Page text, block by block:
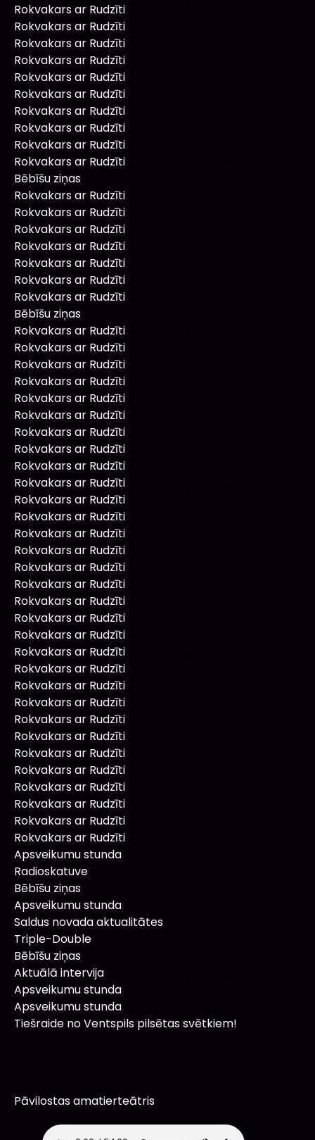
Rokvakars ar Rudzīti
Rokvakars ar Rudzīti
Rokvakars ar Rudzīti
Rokvakars ar Rudzīti
Rokvakars ar Rudzīti
Rokvakars ar Rudzīti
Rokvakars ar Rudzīti
Rokvakars ar Rudzīti
Rokvakars ar Rudzīti
Rokvakars ar Rudzīti
Bēbīšu ziņas
Rokvakars ar Rudzīti
Rokvakars ar Rudzīti
Rokvakars ar Rudzīti
Rokvakars ar Rudzīti
Rokvakars ar Rudzīti
Rokvakars ar Rudzīti
Rokvakars ar Rudzīti
Bēbīšu ziņas
Rokvakars ar Rudzīti
Rokvakars ar Rudzīti
Rokvakars ar Rudzīti
Rokvakars ar Rudzīti
Rokvakars ar Rudzīti
Rokvakars ar Rudzīti
Rokvakars ar Rudzīti
Rokvakars ar Rudzīti
Rokvakars ar Rudzīti
Rokvakars ar Rudzīti
Rokvakars ar Rudzīti
Rokvakars ar Rudzīti
Rokvakars ar Rudzīti
Rokvakars ar Rudzīti
Rokvakars ar Rudzīti
Rokvakars ar Rudzīti
Rokvakars ar Rudzīti
Rokvakars ar Rudzīti
Rokvakars ar Rudzīti
Rokvakars ar Rudzīti
Rokvakars ar Rudzīti
Rokvakars ar Rudzīti
Rokvakars ar Rudzīti
Rokvakars ar Rudzīti
Rokvakars ar Rudzīti
Rokvakars ar Rudzīti
Rokvakars ar Rudzīti
Rokvakars ar Rudzīti
Rokvakars ar Rudzīti
Rokvakars ar Rudzīti
Rokvakars ar Rudzīti
Apsveikumu stunda
Radioskatuve
Bēbīšu ziņas
Apsveikumu stunda
Saldus novada aktualitātes
Triple-Double
Bēbīšu ziņas
Aktuālā intervija
Apsveikumu stunda
Apsveikumu stunda
Tiešraide no Ventspils pilsētas svētkiem!
Pāvilostas amatierteātris